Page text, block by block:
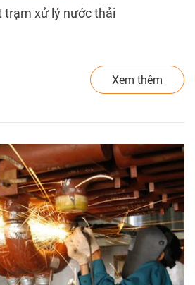
trạm xử lý nước thải
Xem thêm